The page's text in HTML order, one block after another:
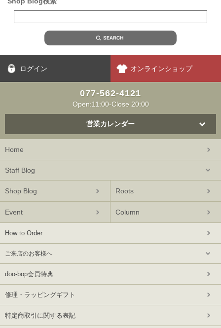
ログイン オンラインショップ
077-562-4121
Open:11:00-Close 20:00
営業カレンダー
Home
Staff Blog
Shop Blog Roots
Event Column
How to Order
ご来店のお客様へ
doo-bop会員特典
修理・ラッピングギフト
特定商取引に関する表記